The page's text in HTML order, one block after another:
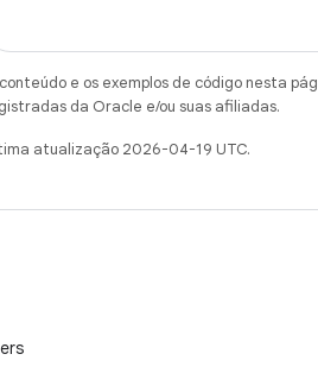
e os exemplos de código nesta
da Oracle e/ou suas afiliadas.
atualização 2026-04-19 UTC.